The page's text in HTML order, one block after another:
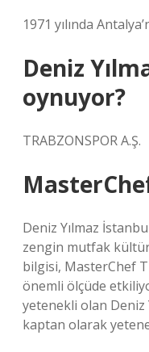
1971 yılında
Deniz
oynuyor?
TRABZONSPOR A.Ş.
Deniz Yılmaz
zengin mutfak
bilgisi, MasterChef
önemli ölçüde
yetenekli olan Deniz
kaptan olarak